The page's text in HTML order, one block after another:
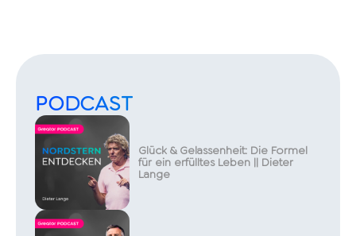
PODCAST
Glück & Gelassenheit: Die Formel
für ein erfülltes Leben || Dieter
Lange